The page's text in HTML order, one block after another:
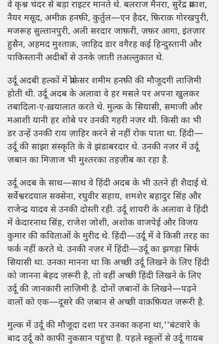
वे कृश्न चंदर से बड़ा राइटर मानते थे. बलराज मैनरा, सुरेंद्र प्रकाश,
नैयर मसूद, अमीक़ हनफ़ी, कुर्तुल—एन हैदर, फ़िराक़ गोरखपुरी,
मजरूह सुल्तानपुरी, अली सरदार जाफ़री, ज़फ़र आगा, इंतज़ार
हुसैन, अहमद मुश्ताक़, ज़ाहिद डार वगैरह कई हिन्दुस्तानी और
पाकिस्तानी अदीबों से उनके ज़ाती तअल्लुक़ात थे.
उर्दू अदबी हल्कों में प्रोफ़ेसर शमीम हनफ़ी की मौजूदगी लाज़िमी
होती थी. उर्दू अदब के अलावा वे हर मसले पर अपना खुलकर
तबादिला-ए-ख़यालात करते थे. मुल्क के सियासी, समाजी और
मआशी यानी हर शोबे पर उनकी गहरी नज़र थी. किसी का भी
डर उन्हें उनकी राय ज़ाहिर करने से नहीं रोक पाता था. हिंदी—
उर्दू की सांझा संस्कृति के वे झंडाबरदार थे. उनकी नज़र में उर्दू
ज़बान का मिज़ाज भी मुश्तरका तहज़ीब का रहा है.
उर्दू अदब के साथ—साथ वे हिंदी अदब के भी उतने ही शैदाई थे.
सर्वेश्वरदयाल सक्सेना, रघुवीर सहाय, शमशेर बहादुर सिंह और
राजेन्द्र यादव से उनकी दोस्ती रही. उर्दू शायरी के अलावा वे हिंदी
में केदारनाथ सिंह, राजेश जोशी, अशोक वाजपेई और विजय
कुमार की कविताओं के मुरीद थे. हिंदी—उर्दू में वे किसी तरह का
फर्क नहीं करते थे. उनकी नज़र में हिंदी—उर्दू का झगड़ा सिर्फ
सियासी था. उनका मानना था कि अच्छी उर्दू लिखने के लिए हिंदी
को जानना बेहद ज़रूरी है, तो वहीं अच्छी हिंदी लिखने के लिए
उर्दू की जानकारी लाज़िमी है. दोनों ज़बानों के लिखने—पढ़ने
वालों को एक—दूसरे की ज़बान से अच्छी वाक़फ़ियत ज़रूरी है.
मुल्क में उर्दू की मौजूदा दशा पर उनका कहना था,''बंटवारे के
बाद उर्दू को काफी नुकसान पहुंचा है. पहले स्कूलों से उर्दू गायब